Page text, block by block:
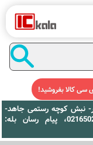
سی کالا بفروشید!
نبش کوچه رستمی جاهد-
پلاک67- واحد2 - تلفن:02165021256 و 02165021235، پیام رسان بله: